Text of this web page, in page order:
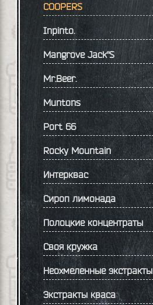
COOPERS
Inpinto.
Mangrove Jack"S
Mr.Beer.
Muntons
Port 66
Rocky Mountain
Интерквас
Сироп лимонада
Полоцкие концентраты
Своя кружка
Неохмеленные экстракты
Экстракты кваса